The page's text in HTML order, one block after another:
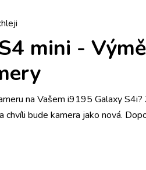
mini -
na Vašem i9195 Galaxy
chvíli bude kamera jako nová.
a vyměníme ji do hodiny.